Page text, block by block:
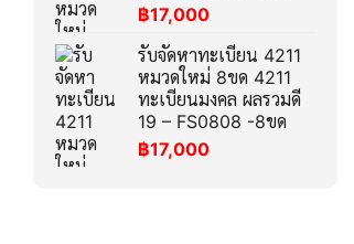
฿17,000
รับจัดหาทะเบียน 4211
หมวดใหม่ 8ขด 4211
ทะเบียนมงคล ผลรวมดี
19 – FS0808 -8ขด
฿17,000